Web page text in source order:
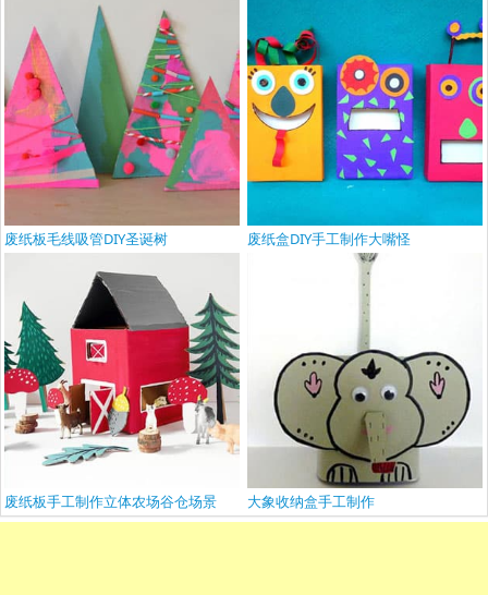
废纸板毛线吸管DIY圣诞树 废纸盒DIY手工制作大嘴怪
废纸板手工制作立体农场谷仓场景 大象收纳盒手工制作